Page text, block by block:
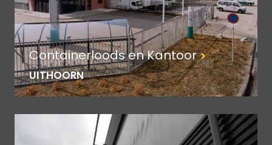
Containerloods en Kantoor
UITHOORN